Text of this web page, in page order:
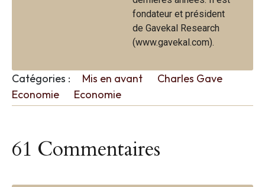
fondateur et président
de Gavekal Research
(www.gavekal.com).
Catégories : Mis en avant
Charles Gave
Economie
Economie
61 Commentaires